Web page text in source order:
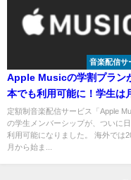
音楽配信サ
Apple Musicの学割プラン
本でも利用可能に！学生は
480円！
定額制音楽配信サービス「Apple
の学生メンバーシップが、ついに
利用可能になりました。 海外では
月から始ま...